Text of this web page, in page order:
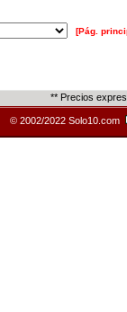
[Pág.
** Precios
© 2002/2022 Solo10.com